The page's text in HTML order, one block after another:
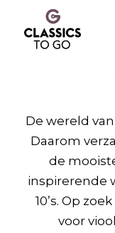
De wereld
Daarom
de
inspirerende
10’s. Op
voor